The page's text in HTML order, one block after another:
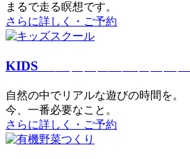
まるで⾛る瞑想です。
さらに詳しく・ご予約
KIDS
⾃然の中でリアルな遊びの時間を。
今、⼀番必要なこと。
さらに詳しく・ご予約